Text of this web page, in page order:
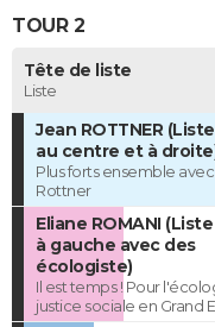
TOUR 2
Tête de liste
Liste
Jean ROTTNER
au centre et à
Plus forts ensemble
Rottner
Eliane ROMANI
à gauche avec des
écologiste)
Il est temps ! Pour
justice sociale en Grand